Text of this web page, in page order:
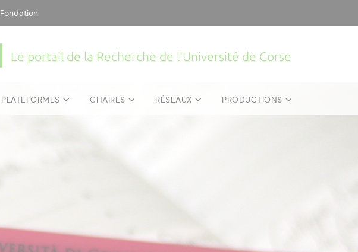
Fondation
Le portail de la Recherche de l'Université de Corse
PLATEFORMES CHAIRES RÉSEAUX PRODUCTIONS